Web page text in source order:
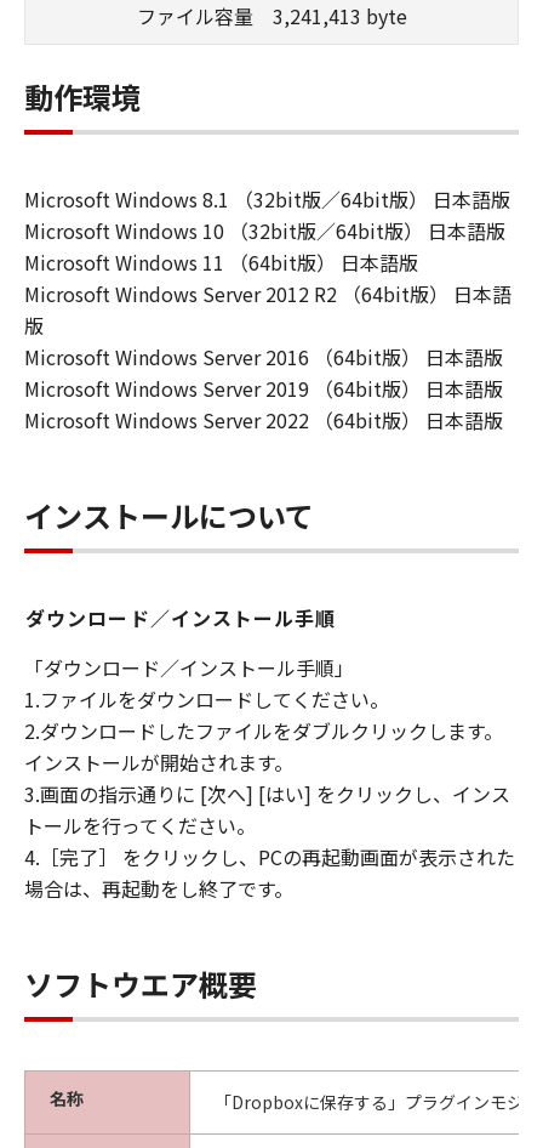
ファイル容量 3,241,413 byte
動作環境
Microsoft Windows 8.1 （32bit版／64bit版） 日本語版
Microsoft Windows 10 （32bit版／64bit版） 日本語版
Microsoft Windows 11 （64bit版） 日本語版
Microsoft Windows Server 2012 R2 （64bit版） 日本語
版
Microsoft Windows Server 2016 （64bit版） 日本語版
Microsoft Windows Server 2019 （64bit版） 日本語版
Microsoft Windows Server 2022 （64bit版） 日本語版
インストールについて
ダウンロード／インストール手順
「ダウンロード／インストール手順」
1.ファイルをダウンロードしてください。
2.ダウンロードしたファイルをダブルクリックします。
インストールが開始されます。
3.画面の指示通りに [次へ] [はい] をクリックし、インス
トールを行ってください。
4.［完了］ をクリックし、PCの再起動画面が表示された
場合は、再起動をし終了です。
ソフトウエア概要
名称 「Dropboxに保存する」プラグインモジ